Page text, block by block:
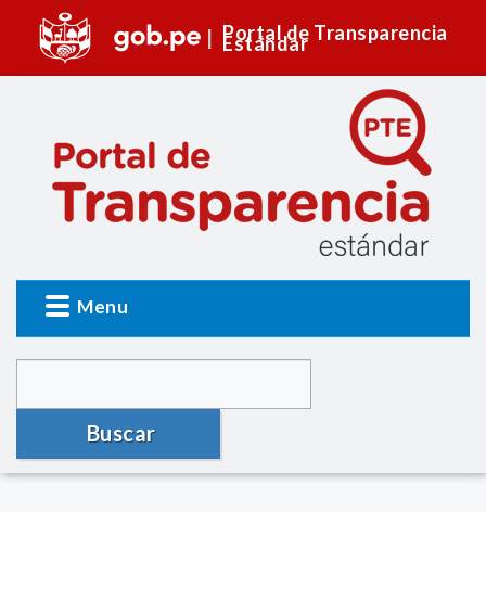
Portal de Transparencia
Estándar
Menu
Buscar